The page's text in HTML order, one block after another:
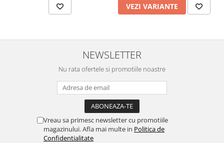
VEZI VARIANTE
NEWSLETTER
Nu rata ofertele si promotiile noastre
Vreau sa primesc newsletter cu promotiile
magazinului. Afla mai multe in Politica de
Confidentialitate